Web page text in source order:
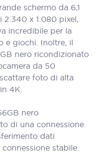
schermo da 6,1
x 1.080 pixel,
incredibile per la
e giochi. Inoltre, il
nero ricondizionato
da 50
foto di alta
4K.
nero
di una connessione
dati
stabile.